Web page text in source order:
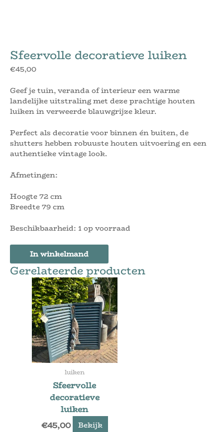
Sfeervolle decoratieve luiken
€45,00
Geef je tuin, veranda of interieur een warme
landelijke uitstraling met deze prachtige houten
luiken in verweerde blauwgrijze kleur.
Perfect als decoratie voor binnen én buiten, de
shutters hebben robuuste houten uitvoering en een
authentieke vintage look.
Afmetingen:
Hoogte 72 cm
Breedte 79 cm
Beschikbaarheid: 1 op voorraad
In winkelmand
Gerelateerde producten
luiken
Sfeervolle
decoratieve
luiken
€45,00 Bekijk